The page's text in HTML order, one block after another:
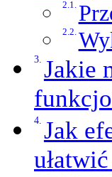
Jakie
Jak